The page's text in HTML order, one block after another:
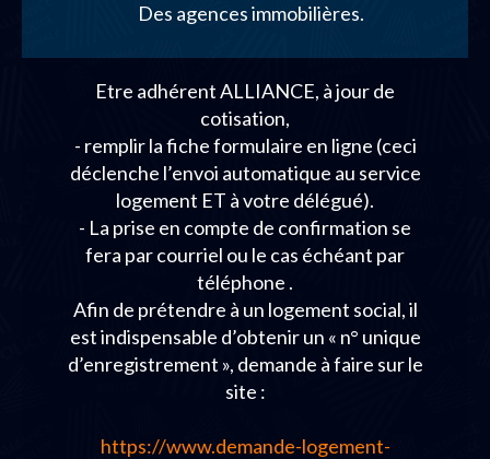
Des agences immobilières.
Etre adhérent ALLIANCE, à jour de
cotisation,
- remplir la fiche formulaire en ligne (ceci
déclenche l’envoi automatique au service
logement ET à votre délégué).
- La prise en compte de confirmation se
fera par courriel ou le cas échéant par
téléphone .
Afin de prétendre à un logement social, il
est indispensable d’obtenir un « n° unique
d’enregistrement », demande à faire sur le
site :
https://www.demande-logement-